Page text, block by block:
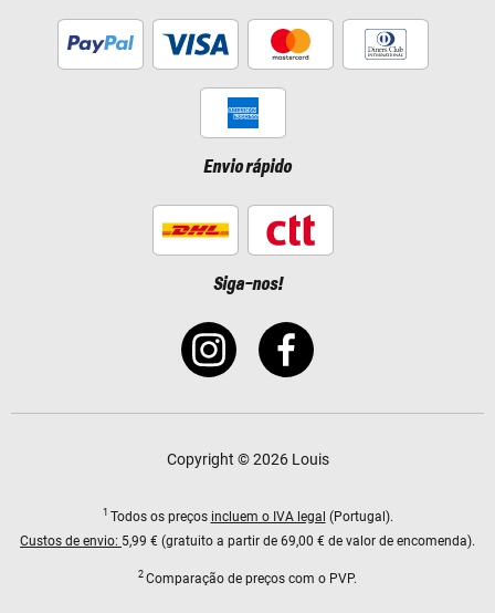
Envio rápido
Siga-nos!
Copyright © 2026 Louis
1 Todos os preços incluem o IVA legal (Portugal).
Custos de envio: 5,99 € (gratuito a partir de 69,00 € de valor de encomenda).
2 Comparação de preços com o PVP.